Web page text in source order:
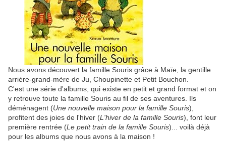
Nous avons découvert la famille Souris grâce à Maïe, la gentille
arrière-grand-mère de Ju, Choupinette et Petit Bouchon.
C'est une série d'albums, qui existe en petit et grand format et on
y retrouve toute la famille Souris au fil de ses aventures. Ils
déménagent (Une nouvelle maison pour la famille Souris),
profitent des joies de l'hiver (L'hiver de la famille Souris), font leur
première rentrée (Le petit train de la famille Souris)... voilà déjà
pour les albums que nous avons à la maison !